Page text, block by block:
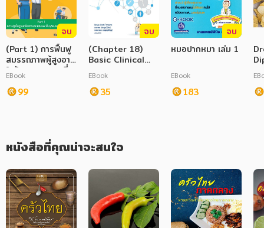
การ์ตูนความรู้ การ์ตูน
การ์ตูนมังงะ (Manga)
จบ
(Part 1) การฟื้นฟู
สมรรถภาพผู้สูงอายุ
ในปัญหาสุขภาพที่
พบบ่อย ฉบับ
ปรับปรุง
EBook
99
จบ
(Chapter 18)
Basic Clinical
Neurology and
Neurological
Examination
EBook
35
จบ
หมอปากหมา เล่ม 1
EBook
183
หนังสือที่คุณน่าจะสนใจ